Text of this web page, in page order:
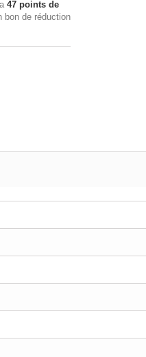
47 points de
bon de réduction